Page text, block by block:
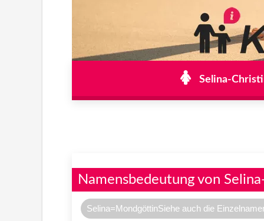
Selina-
Namensbedeutung von
Selina=MondgöttinSiehe auch die